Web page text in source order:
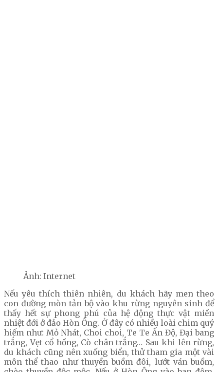
Ảnh: Internet
Nếu yêu thích thiên nhiên, du khách hãy men theo
con đường mòn tản bộ vào khu rừng nguyên sinh để
thấy hết sự phong phú của hệ động thực vật miền
nhiệt đới ở đảo Hòn Ông. Ở đây có nhiều loài chim quý
hiếm như: Mỏ Nhát, Choi choi, Te Te Ấn Độ, Đại bang
trắng, Vẹt cổ hồng, Cò chân trắng… Sau khi lên rừng,
du khách cũng nên xuống biển, thử tham gia một vài
môn thể thao như thuyền buồm đôi, lướt ván buồm,